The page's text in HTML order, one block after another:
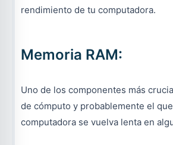
rendimiento de tu computadora.
Memoria RAM:
Uno de los componentes más
de cómputo y probablemente el
computadora se vuelva lenta en